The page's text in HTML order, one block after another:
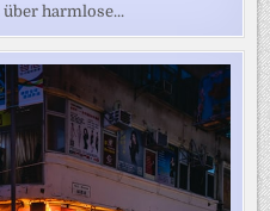
harmlose...